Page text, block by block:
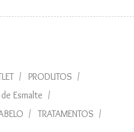
PRODUTOS
Esmalte
TRATAMENTOS